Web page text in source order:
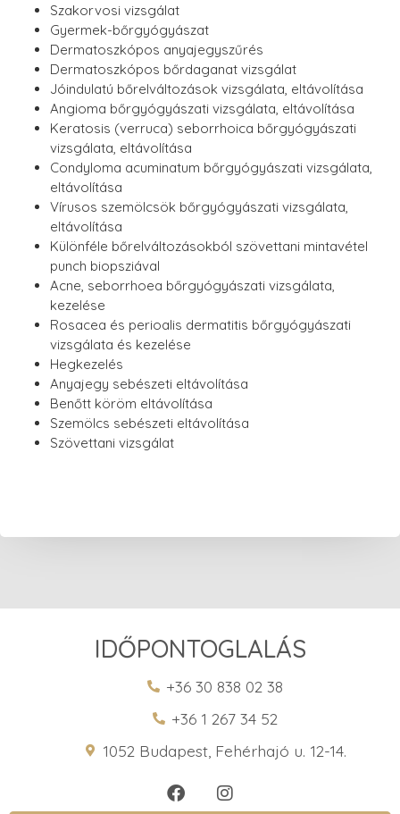
Szakorvosi vizsgálat
Gyermek-bőrgyógyászat
Dermatoszkópos anyajegyszűrés
Dermatoszkópos bőrdaganat vizsgálat
Jóindulatú bőrelváltozások vizsgálata, eltávolítása
Angioma bőrgyógyászati vizsgálata, eltávolítása
Keratosis (verruca) seborrhoica bőrgyógyászati
vizsgálata, eltávolítása
Condyloma acuminatum bőrgyógyászati vizsgálata,
eltávolítása
Vírusos szemölcsök bőrgyógyászati vizsgálata,
eltávolítása
Különféle bőrelváltozásokból szövettani mintavétel
punch biopsziával
Acne, seborrhoea bőrgyógyászati vizsgálata,
kezelése
Rosacea és perioalis dermatitis bőrgyógyászati
vizsgálata és kezelése
Hegkezelés
Anyajegy sebészeti eltávolítása
Benőtt köröm eltávolítása
Szemölcs sebészeti eltávolítása
Szövettani vizsgálat
IDŐPONTOGLALÁS
+36 30 838 02 38
+36 1 267 34 52
1052 Budapest, Fehérhajó u. 12-14.